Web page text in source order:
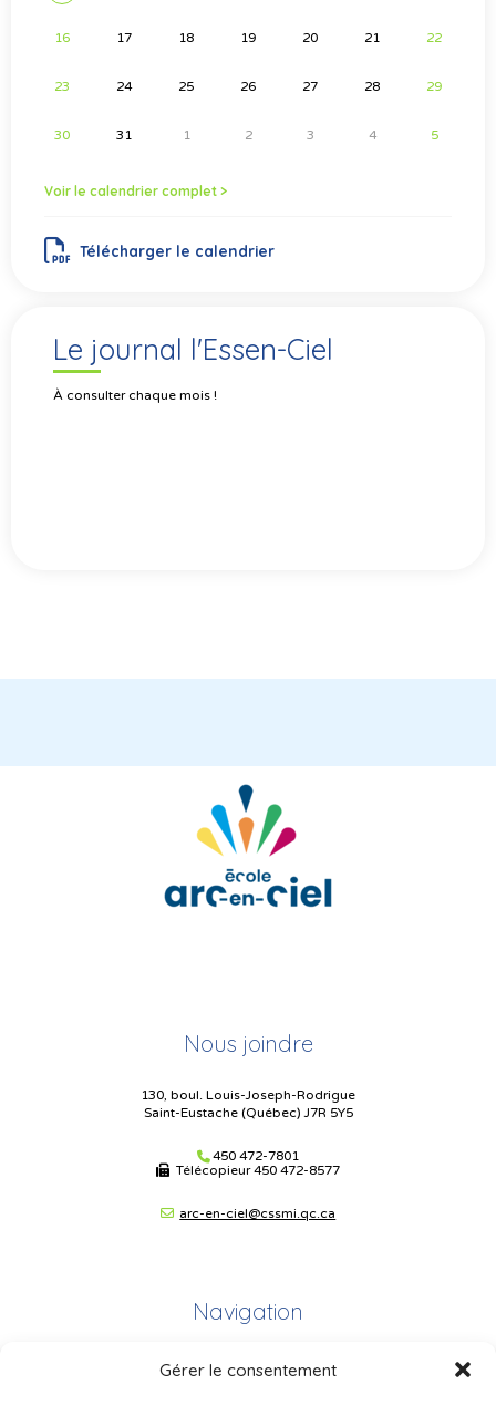
Gérer le consentement
16 17 18 19 20 21 22
23 24 25 26 27 28 29
30 31 1 2 3 4 5
Voir le calendrier complet >
Télécharger le calendrier
Le journal l'Essen-Ciel
À consulter chaque mois !
Nous joindre
130, boul. Louis-Joseph-Rodrigue
Saint-Eustache (Québec) J7R 5Y5
450 472-7801
Télécopieur450 472-8577
arc-en-ciel@cssmi.qc.ca
Navigation
Plan du site